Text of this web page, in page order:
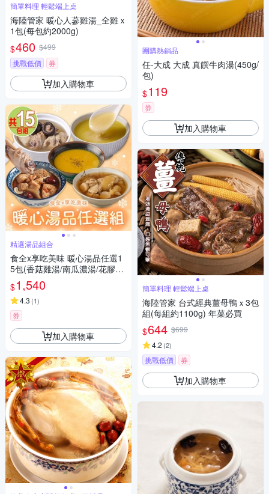
簡單料理 輕鬆端上桌
海陸管家 暖心人蔘雞湯_全雞ｘ
1包(每包約2000g)
$460 $499
挑戰低價
券
加入購物車
精選湯品組合
食全x享吃美味 暖心湯品任選1
5包(香菇雞湯/南瓜濃湯/花膠煲
雞湯/土雞白湯/猴頭菇燉湯)
$1,540
4.3 (1)
券
加入購物車
團購熱銷品
任-大成 大成 真饌牛肉湯(450g/
包)
$119
券
加入購物車
簡單料理 輕鬆端上桌
海陸管家 台式經典薑母鴨ｘ3包
組(每組約1100g) 年菜必買
$644 $699
4.2 (2)
挑戰低價 券
加入購物車